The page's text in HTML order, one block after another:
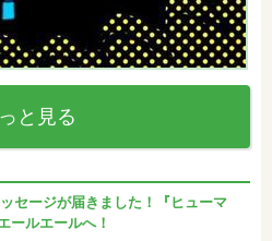
と見る
セージが届きました！『ヒューマ
ールエールへ！